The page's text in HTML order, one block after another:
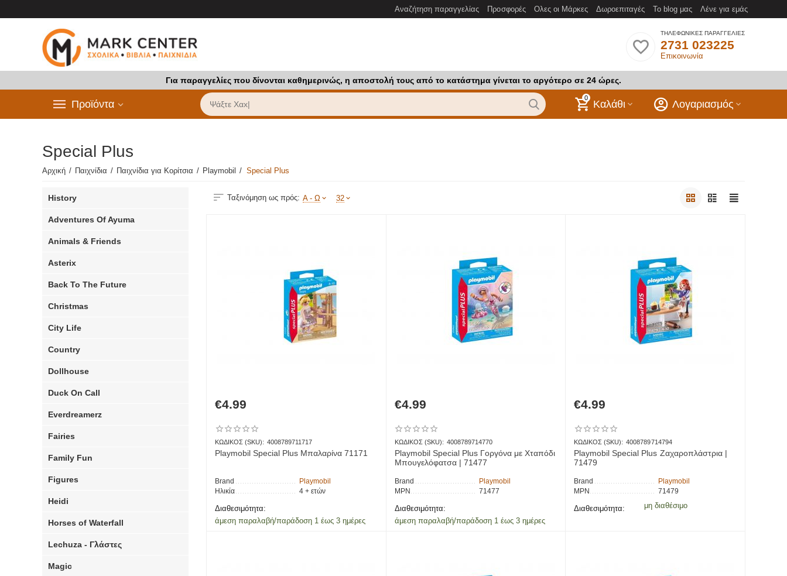
Αναζήτηση παραγγελίας Προσφορές Ολες οι Μάρκες Δωροεπιταγές Το blog μας Λένε για εμάς
ΤΗΛΕΦΩΝΙΚΕΣ ΠΑΡΑΓΓΕΛΙΕΣ
2731 023225
Επικοινωνία
Για παραγγελίες που δίνονται καθημερινώς, η αποστολή τους από το κατάστημα γίνεται το αργότερο σε 24 ώρες.
Προϊόντα Λογαριασμός
0
Καλάθι
Special Plus
Αρχική / Παιχνίδια / Παιχνίδια για Κορίτσια / Playmobil / Special Plus
Ταξινόμηση ως πρός: Α - Ω 32
€4.99
ΚΩΔΙΚΟΣ (SKU): 4008789711717
Playmobil Special Plus Μπαλαρίνα 71171
Brand
Playmobil
Ηλικία
4 + ετών
Διαθεσιμότητα:
άμεση παραλαβή/παράδοση 1 έως 3 ημέρες
€4.99
ΚΩΔΙΚΟΣ (SKU): 4008789714770
Playmobil Special Plus Γοργόνα με Χταπόδι
Μπουγελόφατσα | 71477
Brand
Playmobil
MPN
71477
Διαθεσιμότητα:
άμεση παραλαβή/παράδοση 1 έως 3 ημέρες
€4.99
ΚΩΔΙΚΟΣ (SKU): 4008789714794
Playmobil Special Plus Ζαχαροπλάστρια |
71479
Brand
Playmobil
MPN
71479
Διαθεσιμότητα: μη διαθέσιμο
History
Adventures Of Ayuma
Animals & Friends
Asterix
Back To The Future
Christmas
City Life
Country
Dollhouse
Duck On Call
Everdreamerz
Fairies
Family Fun
Figures
Heidi
Horses of Waterfall
Lechuza - Γλάστες
Magic